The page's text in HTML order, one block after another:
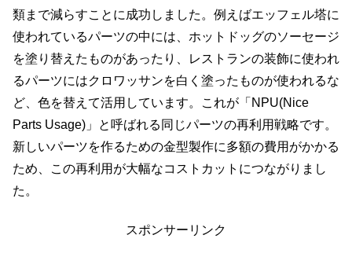
類まで減らすことに成功しました。例えばエッフェル塔に
使われているパーツの中には、ホットドッグのソーセージ
を塗り替えたものがあったり、レストランの装飾に使われ
るパーツにはクロワッサンを白く塗ったものが使われるな
ど、色を替えて活用しています。これが「NPU(Nice
Parts Usage)」と呼ばれる同じパーツの再利用戦略です。
新しいパーツを作るための金型製作に多額の費用がかかる
ため、この再利用が大幅なコストカットにつながりまし
た。
スポンサーリンク